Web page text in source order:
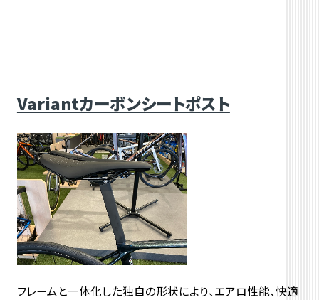
Variantカーボンシートポスト
フレームと一体化した独自の形状により、エアロ性能、快適